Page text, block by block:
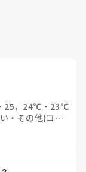
25，24℃ ・ 23℃
・ その他(コメ